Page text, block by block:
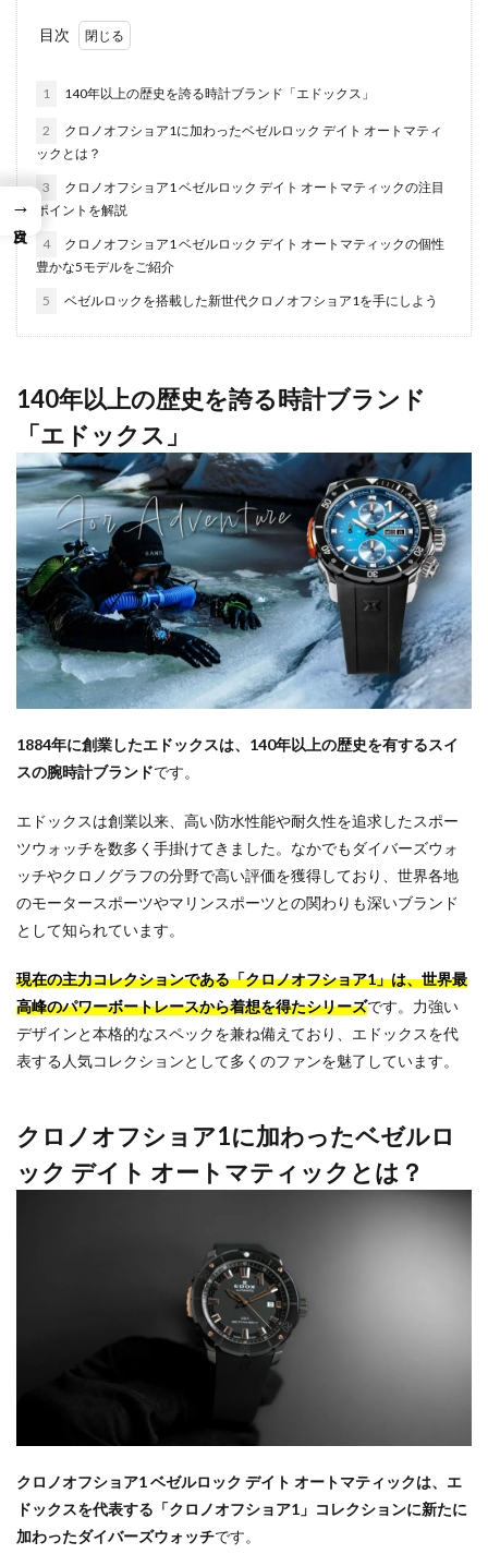
目次
1 140年以上の歴史を誇る時計ブランド「エドックス」
2
クロノオフショア1に加わったベゼルロック デイト オートマティ
ックとは？
3
クロノオフショア1 ベゼルロック デイト オートマティックの注目
ポイントを解説
4
クロノオフショア1 ベゼルロック デイト オートマティックの個性
豊かな5モデルをご紹介
5 ベゼルロックを搭載した新世代クロノオフショア1を手にしよう
140年以上の歴史を誇る時計ブランド
「エドックス」
1884年に創業したエドックスは、140年以上の歴史を有するスイ
スの腕時計ブランドです。
エドックスは創業以来、高い防水性能や耐久性を追求したスポー
ツウォッチを数多く手掛けてきました。なかでもダイバーズウォ
ッチやクロノグラフの分野で高い評価を獲得しており、世界各地
のモータースポーツやマリンスポーツとの関わりも深いブランド
として知られています。
現在の主力コレクションである「クロノオフショア1」は、世界最
高峰のパワーボートレースから着想を得たシリーズです。力強い
デザインと本格的なスペックを兼ね備えており、エドックスを代
表する人気コレクションとして多くのファンを魅了しています。
クロノオフショア1に加わったベゼルロ
ック デイト オートマティックとは？
クロノオフショア1 ベゼルロック デイト オートマティックは、エ
ドックスを代表する「クロノオフショア1」コレクションに新たに
加わったダイバーズウォッチです。
→